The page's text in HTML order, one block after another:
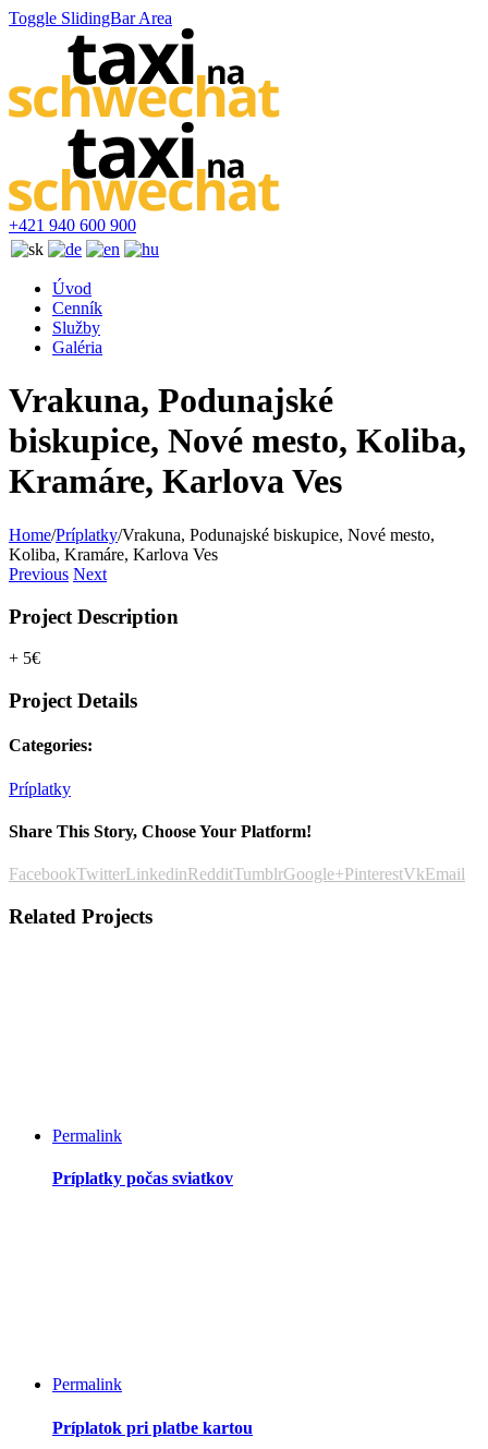
Toggle SlidingBar Area
+421 940 600 900
Úvod
Cenník
Služby
Galéria
Vrakuna, Podunajské
biskupice, Nové mesto, Koliba,
Kramáre, Karlova Ves
Home/Príplatky/Vrakuna, Podunajské biskupice, Nové mesto,
Koliba, Kramáre, Karlova Ves
Previous Next
Project Description
+ 5€
Project Details
Categories:
Príplatky
Share This Story, Choose Your Platform!
FacebookTwitterLinkedinRedditTumblrGoogle+PinterestVkEmail
Related Projects
Permalink
Príplatky počas sviatkov
Permalink
Príplatok pri platbe kartou